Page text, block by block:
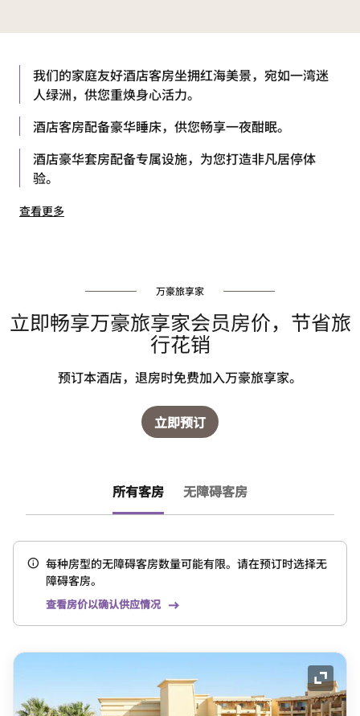
我们的家庭友好酒店客房坐拥红海美景，宛如一湾迷
人绿洲，供您重焕身心活力。
酒店客房配备豪华睡床，供您畅享一夜酣眠。
酒店豪华套房配备专属设施，为您打造非凡居停体
验。
查看更多
万豪旅享家
立即畅享万豪旅享家会员房价，节省旅
行花销
预订本酒店，退房时免费加入万豪旅享家。
立即预订
所有客房 无障碍客房
每种房型的无障碍客房数量可能有限。请在预订时选择无
障碍客房。
查看房价以确认供应情况
展开